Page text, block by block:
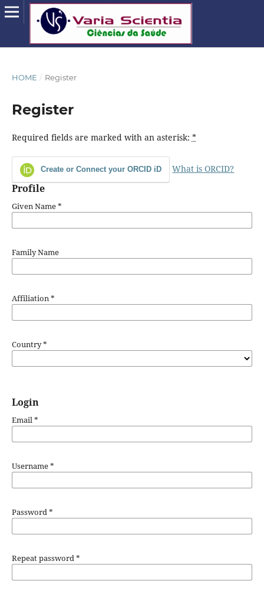
HOME / Register
Register
Required fields are marked with an asterisk: *
Create or Connect your ORCID iD What is ORCID?
Profile
Given Name*
Family Name
Affiliation*
Country*
Login
Email*
Username*
Password*
Repeat password*